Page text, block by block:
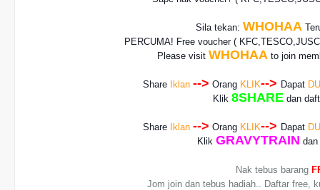
Sila tekan: WHOHAA
PERCUMA! Free voucher(
Please visitWHOHAA to join
Share Iklan --> Orang KLIK--> Dapat
Klik8SHARE dan
Share Iklan --> Orang KLIK--> Dapat
Klik GRAVYTRAIN
Nak tebus barang
Jom join dan tebus hadiah.. Daftar free,